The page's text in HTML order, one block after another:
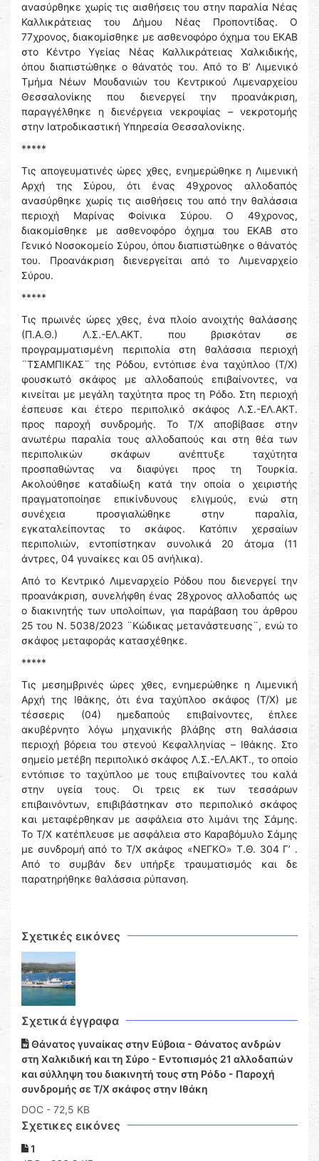
ανασύρθηκε χωρίς τις αισθήσεις του στην παραλία Νέας
Καλλικράτειας του Δήμου Νέας Προποντίδας. Ο
77χρονος, διακομίσθηκε με ασθενοφόρο όχημα του ΕΚΑΒ
στο Κέντρο Υγείας Νέας Καλλικράτειας Χαλκιδικής,
όπου διαπιστώθηκε ο θάνατός του. Από το Β’ Λιμενικό
Τμήμα Νέων Μουδανιών του Κεντρικού Λιμεναρχείου
Θεσσαλονίκης που διενεργεί την προανάκριση,
παραγγέλθηκε η διενέργεια νεκροψίας – νεκροτομής
στην Ιατροδικαστική Υπηρεσία Θεσσαλονίκης.
*****
Τις απογευματινές ώρες χθες, ενημερώθηκε η Λιμενική
Αρχή της Σύρου, ότι ένας 49χρονος αλλοδαπός
ανασύρθηκε χωρίς τις αισθήσεις του από την θαλάσσια
περιοχή Μαρίνας Φοίνικα Σύρου. Ο 49χρονος,
διακομίσθηκε με ασθενοφόρο όχημα του ΕΚΑΒ στο
Γενικό Νοσοκομείο Σύρου, όπου διαπιστώθηκε ο θάνατός
του. Προανάκριση διενεργείται από το Λιμεναρχείο
Σύρου.
*****
Τις πρωινές ώρες χθες, ένα πλοίο ανοιχτής θαλάσσης
(Π.Α.Θ.) Λ.Σ.-ΕΛ.ΑΚΤ. που βρισκόταν σε
προγραμματισμένη περιπολία στη θαλάσσια περιοχή
¨ΤΣΑΜΠΙΚΑΣ¨ της Ρόδου, εντόπισε ένα ταχύπλοο (Τ/Χ)
φουσκωτό σκάφος με αλλοδαπούς επιβαίνοντες, να
κινείται με μεγάλη ταχύτητα προς τη Ρόδο. Στη περιοχή
έσπευσε και έτερο περιπολικό σκάφος Λ.Σ.-ΕΛ.ΑΚΤ.
προς παροχή συνδρομής. Το Τ/Χ αποβίβασε στην
ανωτέρω παραλία τους αλλοδαπούς και στη θέα των
περιπολικών σκάφων ανέπτυξε ταχύτητα
προσπαθώντας να διαφύγει προς τη Τουρκία.
Ακολούθησε καταδίωξη κατά την οποία ο χειριστής
πραγματοποίησε επικίνδυνους ελιγμούς, ενώ στη
συνέχεια προσγιαλώθηκε στην παραλία,
εγκαταλείποντας το σκάφος. Κατόπιν χερσαίων
περιπολιών, εντοπίστηκαν συνολικά 20 άτομα (11
άντρες, 04 γυναίκες και 05 ανήλικα).
Από το Κεντρικό Λιμεναρχείο Ρόδου που διενεργεί την
προανάκριση, συνελήφθη ένας 28χρονος αλλοδαπός ως
ο διακινητής των υπολοίπων, για παράβαση του άρθρου
25 του Ν. 5038/2023 ¨Κώδικας μετανάστευσης¨, ενώ το
σκάφος μεταφοράς κατασχέθηκε.
*****
Τις μεσημβρινές ώρες χθες, ενημερώθηκε η Λιμενική
Αρχή της Ιθάκης, ότι ένα ταχύπλοο σκάφος (Τ/Χ) με
τέσσερις (04) ημεδαπούς επιβαίνοντες, έπλεε
ακυβέρνητο λόγω μηχανικής βλάβης στη θαλάσσια
περιοχή βόρεια του στενού Κεφαλληνίας – Ιθάκης. Στο
σημείο μετέβη περιπολικό σκάφος Λ.Σ.-ΕΛ.ΑΚΤ., το οποίο
εντόπισε το ταχύπλοο με τους επιβαίνοντες του καλά
στην υγεία τους. Οι τρεις εκ των τεσσάρων
επιβαινόντων, επιβιβάστηκαν στο περιπολικό σκάφος
και μεταφέρθηκαν με ασφάλεια στο λιμάνι της Σάμης.
Το Τ/Χ κατέπλευσε με ασφάλεια στο Καραβόμυλο Σάμης
με συνδρομή από το Τ/Χ σκάφος «ΝΕΓΚΟ» Τ.Θ. 304 Γ’ .
Από το συμβάν δεν υπήρξε τραυματισμός και δε
παρατηρήθηκε θαλάσσια ρύπανση.
Σχετικές εικόνες
Σχετικά έγγραφα
Θάνατος γυναίκας στην Εύβοια - Θάνατος ανδρών
στη Χαλκιδική και τη Σύρο - Εντοπισμός 21 αλλοδαπών
και σύλληψη του διακινητή τους στη Ρόδο - Παροχή
συνδρομής σε Τ/Χ σκάφος στην Ιθάκη
DOC - 72,5 KB
Σχετικες εικόνες
1